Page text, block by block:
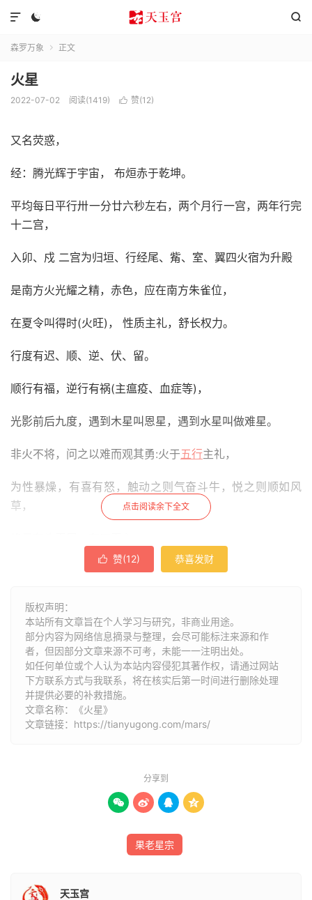
 

森罗万象  正文
火星
2022-07-02 阅读(1419)  赞(12)
又名荧惑，
经：腾光辉于宇宙， 布烜赤于乾坤。
平均每日平行卅一分廿六秒左右，两个月行一宫，两年行完
十二宫，
入卯、戍 二宫为归垣、行经尾、觜、室、翼四火宿为升殿
是南方火光耀之精，赤色，应在南方朱雀位，
在夏令叫得时(火旺)， 性质主礼，舒长权力。
行度有迟、顺、逆、伏、留。
顺行有福，逆行有祸(主瘟疫、血症等)，
光影前后九度，遇到木星叫恩星，遇到水星叫做难星。
非火不将，问之以难而观其勇:火于五行主礼，
为性暴燥，有喜有怒，触动之则气奋斗牛，悦之则顺如风
草，
但观其性者如苛虐之为，
然察其 由者，实狭隘之故。
若受水之制温恭有礼，辞逊谦让，勇而后悔。
点击阅读余下全文
 赞(12) 恭喜发财
版权声明：
本站所有文章旨在个人学习与研究，非商业用途。
部分内容为网络信息摘录与整理，会尽可能标注来源和作
者，但因部分文章来源不可考，未能一一注明出处。
如任何单位或个人认为本站内容侵犯其著作权，请通过网站
下方联系方式与我联系​​，将在核实后第一时间进行删除处理
并提供必要的补救措施。
文章名称：《火星》
文章链接： https://tianyugong.com/mars/
分享到
   
果老星宗
天玉宫